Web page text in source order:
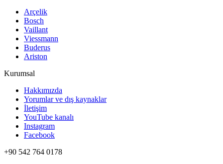
Arçelik
Bosch
Vaillant
Viessmann
Buderus
Ariston
Kurumsal
Hakkımızda
Yorumlar ve dış kaynaklar
İletişim
YouTube kanalı
Instagram
Facebook
+90 542 764 0178